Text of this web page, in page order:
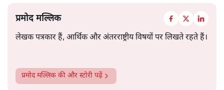
प्रमोद मल्लिक
लेखक पत्रकार हैं, आर्थिक और अंतरराष्ट्रीय विषयों पर लिखते रहते हैं।
प्रमोद मल्लिक की और स्टोरी पढ़ें